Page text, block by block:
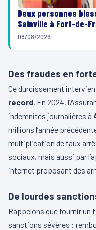
Deux personnes
Sainville à Fort-de-
08/08/2026
Des fraudes en
Ce durcissement
record . En 2024,
indemnités journalières à
millions l’année
multiplication de faux
sociaux, mais aussi par
internet proposant des
De lourdes
Rappelons que fournir un
sanctions sévères :